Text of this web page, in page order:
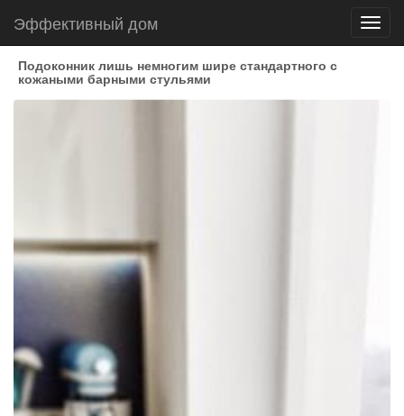
Эффективный дом
Подоконник лишь немногим шире стандартного с
кожаными барными стульями